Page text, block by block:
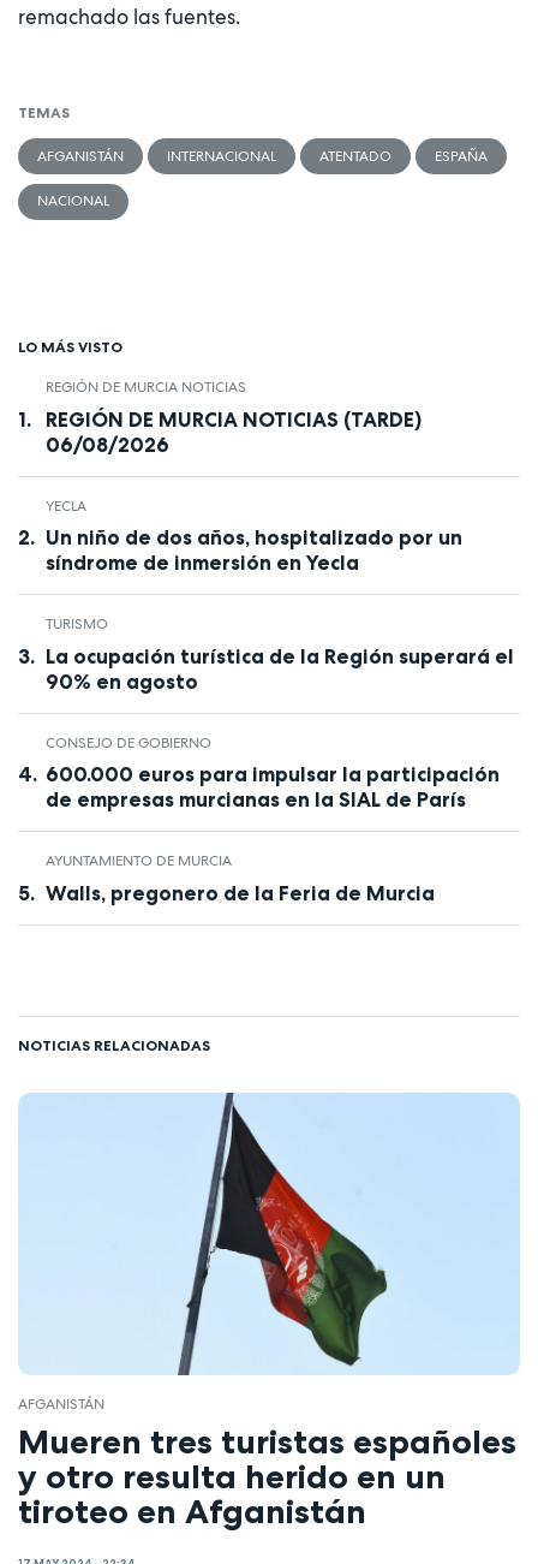
remachado las fuentes.
TEMAS
AFGANISTÁN INTERNACIONAL ATENTADO ESPAÑA
NACIONAL
LO MÁS VISTO
REGIÓN DE MURCIA NOTICIAS
REGIÓN DE MURCIA NOTICIAS (TARDE)
06/08/2026
YECLA
Un niño de dos años, hospitalizado por un
síndrome de inmersión en Yecla
TURISMO
La ocupación turística de la Región superará el
90% en agosto
CONSEJO DE GOBIERNO
600.000 euros para impulsar la participación
de empresas murcianas en la SIAL de París
AYUNTAMIENTO DE MURCIA
Walls, pregonero de la Feria de Murcia
NOTICIAS RELACIONADAS
AFGANISTÁN
Mueren tres turistas españoles
y otro resulta herido en un
tiroteo en Afganistán